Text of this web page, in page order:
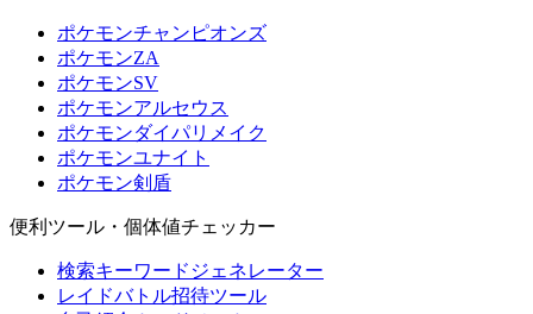
ポケモンチャンピオンズ
ポケモンZA
ポケモンSV
ポケモンアルセウス
ポケモンダイパリメイク
ポケモンユナイト
ポケモン剣盾
便利ツール・個体値チェッカー
検索キーワードジェネレーター
レイドバトル招待ツール